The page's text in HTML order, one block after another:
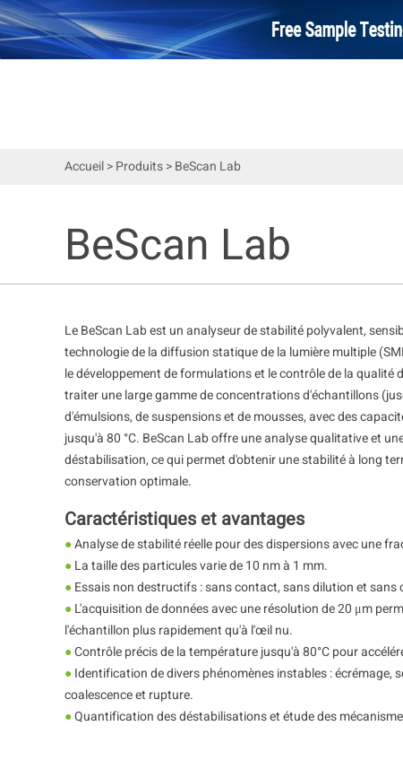
Accueil>Produits>BeScan Lab
BeScan Lab
Le BeScan Lab est un analyseur de stabilité polyvalent,
technologie de la diffusion statique de la lumière multiple
le développement de formulations et le contrôle de la qualité
traiter une large gamme de concentrations d'échantillons
d'émulsions, de suspensions et de mousses, avec des
jusqu'à 80 °C. BeScan Lab offre une analyse qualitative et
déstabilisation, ce qui permet d'obtenir une stabilité à long
conservation optimale.
Caractéristiques et avantages
●Analyse de stabilité réelle pour des dispersions avec une
●La taille des particules varie de 10 nm à 1 mm.
●Essais non destructifs : sans contact, sans dilution et sans
●L'acquisition de données avec une résolution de 20 μm
l'échantillon plus rapidement qu'à l'œil nu.
●Contrôle précis de la température jusqu'à 80°C pour
●Identification de divers phénomènes instables : écrémage,
coalescence et rupture.
●Quantification des déstabilisations et étude des